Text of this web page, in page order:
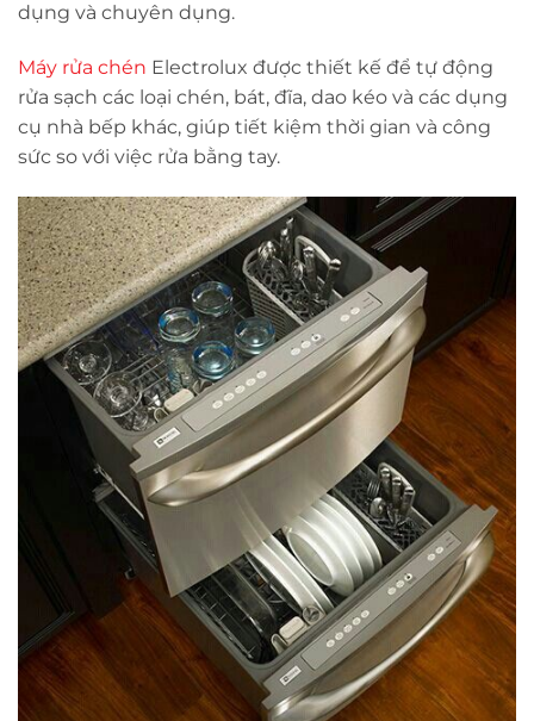
dụng và chuyên dụng.
Máy rửa chén Electrolux được thiết kế để tự động
rửa sạch các loại chén, bát, đĩa, dao kéo và các dụng
cụ nhà bếp khác, giúp tiết kiệm thời gian và công
sức so với việc rửa bằng tay.